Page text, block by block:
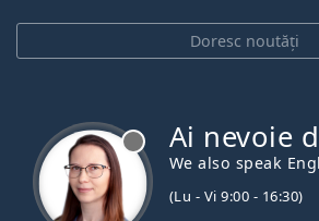
Doresc noutăți
Ai nevoie
We also speak
(Lu - Vi 9:00 - 16:30)